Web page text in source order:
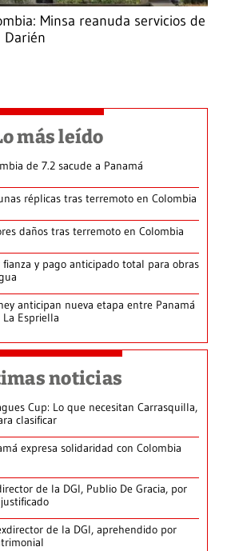
Minsa reanuda servicios de
Darién
más leído
de 7.2 sacude a Panamá
réplicas tras terremoto en Colombia
daños tras terremoto en Colombia
y pago anticipado total para obras
anticipan nueva etapa entre Panamá
Espriella
noticias
Cup: Lo que necesitan Carrasquilla,
clasificar
expresa solidaridad con Colombia
de la DGI, Publio De Gracia, por
de la DGI, aprehendido por